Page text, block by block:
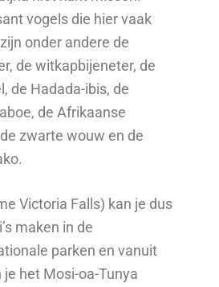
vogels die hier vaak
onder andere de
de witkapbijeneter, de
de Hadada-ibis, de
de Afrikaanse
zwarte wouw en de
Victoria Falls) kan je dus
maken in de
parken en vanuit
het Mosi-oa-Tunya